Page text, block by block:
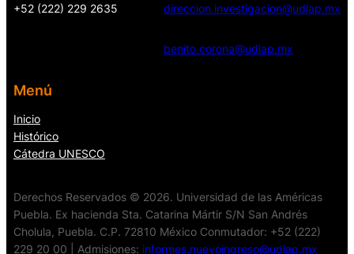
+52 (222) 229 2635 direccion.investigacion@udlap.mx
benito.corona@udlap.mx
Menú
Inicio
Histórico
Cátedra UNESCO
Derechos Reservados © 2026. Universidad de las Américas
Puebla. Ex hacienda Sta. Catarina Mártir S/N San Andrés
Cholula, Puebla. C.P. 72810 México Conmutador: +52 (222)
229 20 00 | Admisiones: informes.nuevoingreso@udlap.mx